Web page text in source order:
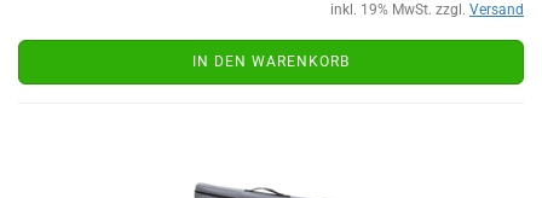
inkl. 19% MwSt. zzgl. Versand
IN DEN WARENKORB